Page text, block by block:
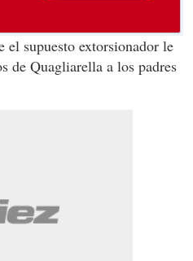
supuesto extorsionador le
de Quagliarella a los padres